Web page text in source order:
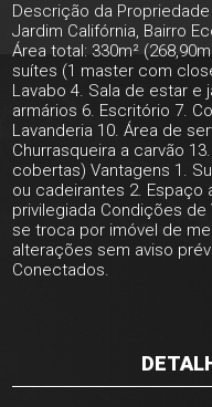
Descrição da
Jardim Califórnia, Bairro
Área total: 330m²
suítes (1 master com
Lavabo 4. Sala de estar e
armários 6. Escritório 7.
Lavanderia 10. Área de
Churrasqueira a carvão
cobertas) Vantagens 1.
ou cadeirantes 2. Espaço
privilegiada Condições de
se troca por imóvel de
alterações sem aviso
Conectados.